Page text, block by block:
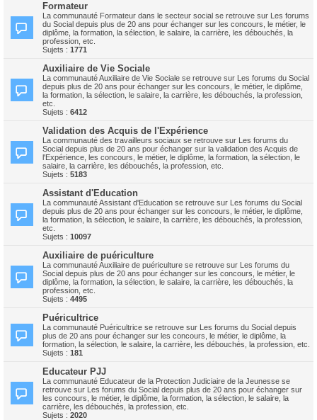
Formateur
La communauté Formateur dans le secteur social se retrouve sur Les forums
du Social depuis plus de 20 ans pour échanger sur les concours, le métier, le
diplôme, la formation, la sélection, le salaire, la carrière, les débouchés, la
profession, etc.
Sujets : 1771
Auxiliaire de Vie Sociale
La communauté Auxiliaire de Vie Sociale se retrouve sur Les forums du Social
depuis plus de 20 ans pour échanger sur les concours, le métier, le diplôme,
la formation, la sélection, le salaire, la carrière, les débouchés, la profession,
etc.
Sujets : 6412
Validation des Acquis de l'Expérience
La communauté des travailleurs sociaux se retrouve sur Les forums du
Social depuis plus de 20 ans pour échanger sur la validation des Acquis de
l'Expérience, les concours, le métier, le diplôme, la formation, la sélection, le
salaire, la carrière, les débouchés, la profession, etc.
Sujets : 5183
Assistant d'Education
La communauté Assistant d'Education se retrouve sur Les forums du Social
depuis plus de 20 ans pour échanger sur les concours, le métier, le diplôme,
la formation, la sélection, le salaire, la carrière, les débouchés, la profession,
etc.
Sujets : 10097
Auxiliaire de puériculture
La communauté Auxiliaire de puériculture se retrouve sur Les forums du
Social depuis plus de 20 ans pour échanger sur les concours, le métier, le
diplôme, la formation, la sélection, le salaire, la carrière, les débouchés, la
profession, etc.
Sujets : 4495
Puéricultrice
La communauté Puéricultrice se retrouve sur Les forums du Social depuis
plus de 20 ans pour échanger sur les concours, le métier, le diplôme, la
formation, la sélection, le salaire, la carrière, les débouchés, la profession, etc.
Sujets : 181
Educateur PJJ
La communauté Educateur de la Protection Judiciaire de la Jeunesse se
retrouve sur Les forums du Social depuis plus de 20 ans pour échanger sur
les concours, le métier, le diplôme, la formation, la sélection, le salaire, la
carrière, les débouchés, la profession, etc.
Sujets : 2020